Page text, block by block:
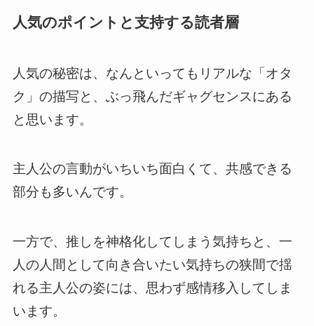
人気のポイントと支持する読者層
人気の秘密は、なんといってもリアルな「オタ
ク」の描写と、ぶっ飛んだギャグセンスにある
と思います。
主人公の言動がいちいち面白くて、共感できる
部分も多いんです。
一方で、推しを神格化してしまう気持ちと、一
人の人間として向き合いたい気持ちの狭間で揺
れる主人公の姿には、思わず感情移入してしま
います。